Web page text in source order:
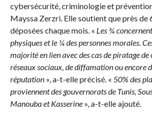
cybersécurité, criminologie et
Mayssa Zerzri. Elle soutient que près de
déposées chaque mois. « Les ¾
physiques et le ¼ des personnes morales.
majorité en lien avec des cas de piratage de
réseaux sociaux, de diffamation ou encore
réputation», a-t-elle précisé. « 50% des
proviennent des gouvernorats de Tunis,
Manouba et Kasserine», a-t-elle ajouté.